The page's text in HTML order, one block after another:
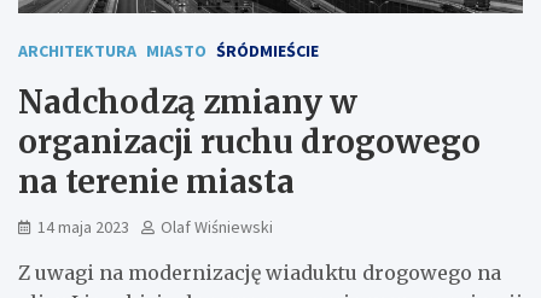
ARCHITEKTURA MIASTO ŚRÓDMIEŚCIE
Nadchodzą zmiany w
organizacji ruchu drogowego
na terenie miasta
14 maja 2023 Olaf Wiśniewski
Z uwagi na modernizację wiaduktu drogowego na